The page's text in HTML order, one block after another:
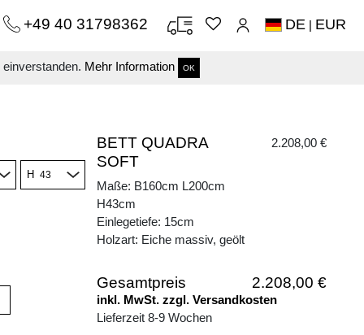
Mehr Information OK
+49 40 31798362 DE | EUR
H
BETT QUADRA
SOFT
2.208,00 €
Maße: B160cm L200cm
H43cm
Einlegetiefe: 15cm
Holzart: Eiche massiv, geölt
Gesamtpreis 2.208,00 €
inkl. MwSt. zzgl. Versandkosten
Lieferzeit 8-9 Wochen